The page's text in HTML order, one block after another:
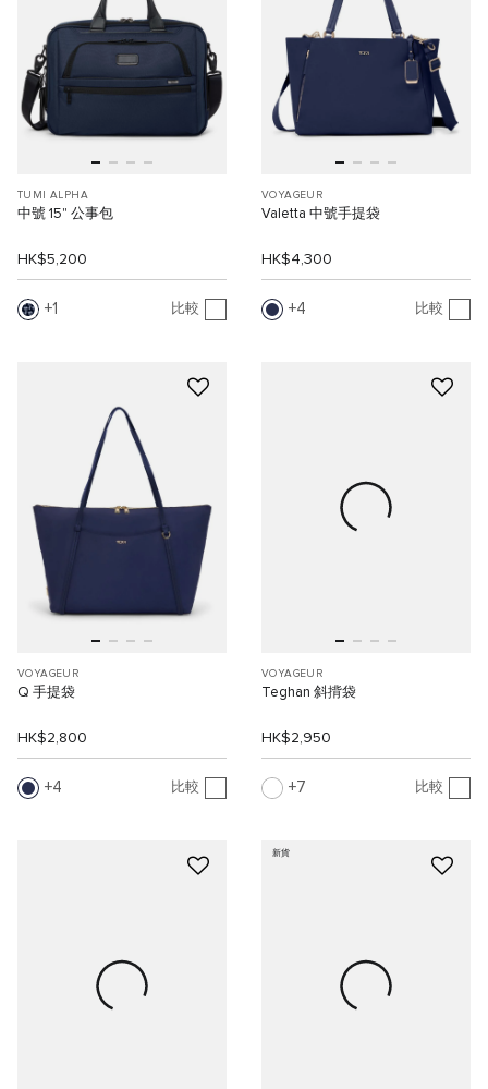
TUMI ALPHA
中號 15" 公事包
HK$5,200
1 比較
VOYAGEUR
Valetta 中號手提袋
HK$4,300
4 比較
VOYAGEUR
Q 手提袋
HK$2,800
4 比較
VOYAGEUR
Teghan 斜揹袋
HK$2,950
7 比較
新貨